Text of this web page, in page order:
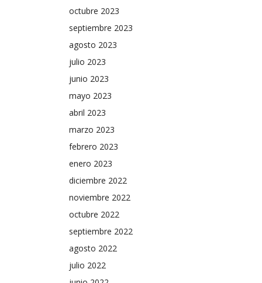
octubre 2023
septiembre 2023
agosto 2023
julio 2023
junio 2023
mayo 2023
abril 2023
marzo 2023
febrero 2023
enero 2023
diciembre 2022
noviembre 2022
octubre 2022
septiembre 2022
agosto 2022
julio 2022